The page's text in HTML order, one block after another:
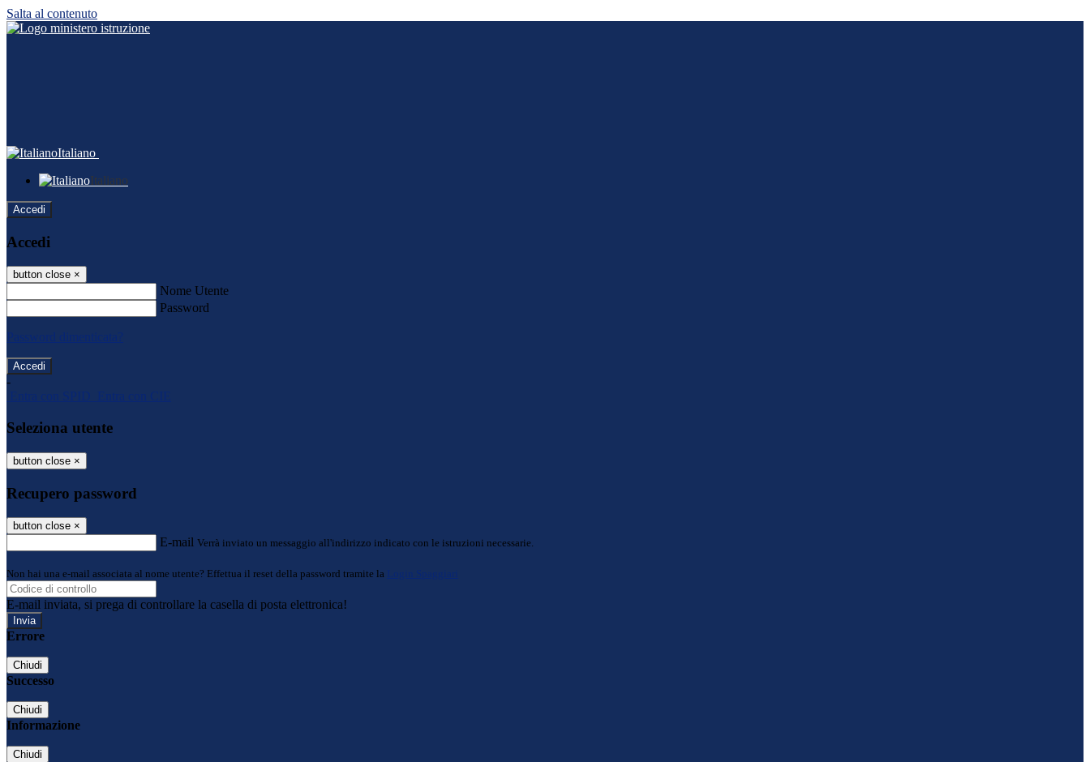
Salta al contenuto
Italiano
Italiano
Accedi
Accedi
button close ×
Nome Utente
Password
Password dimenticata?
-
Entra con SPID
Entra con CIE
Seleziona utente
button close ×
Recupero password
button close ×
E-mail Verrà inviato un messaggio all'indirizzo indicato con le istruzioni necessarie.
Non hai una e-mail associata al nome utente? Effettua il reset della password tramite la Login Spaggiari
E-mail inviata, si prega di controllare la casella di posta elettronica!
Errore
Chiudi
Successo
Chiudi
Informazione
Chiudi